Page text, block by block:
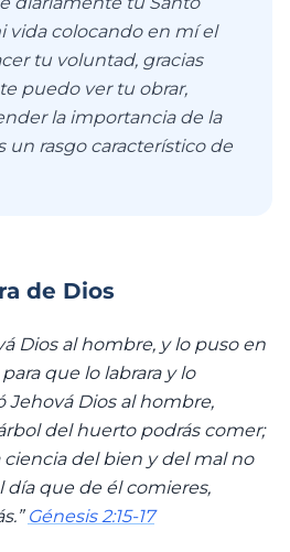
vida colocando en mí el
tu voluntad, gracias
puedo ver tu obrar,
la importancia de la
un rasgo característico de
de Dios
Dios al hombre, y lo puso en
que lo labrara y lo
Jehová Dios al hombre,
del huerto podrás comer;
ciencia del bien y del mal no
día que de él comieres,
Génesis 2:15-17